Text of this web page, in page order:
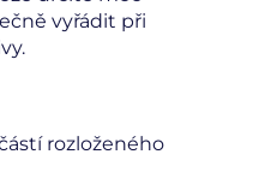
vyřádit při
rozloženého